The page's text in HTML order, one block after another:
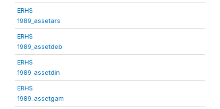
ERHS
1989_assetars
ERHS
1989_assetdeb
ERHS
1989_assetdin
ERHS
1989_assetgam